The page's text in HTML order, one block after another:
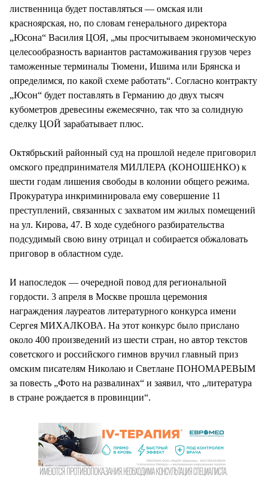
лиственница будет поставляться — омская или
красноярская, но, по словам генерального директора
„Юсона“ Василия ЦОЯ, „мы просчитываем экономическую
целесообразность вариантов растаможивания грузов через
таможенные терминалы Тюмени, Ишима или Брянска и
определимся, по какой схеме работать“. Согласно контракту
„Юсон“ будет поставлять в Германию до двух тысяч
кубометров древесины ежемесячно, так что за солидную
сделку ЦОЙ зарабатывает плюс.
Октябрьский районный суд на прошлой неделе приговорил
омского предпринимателя МИЛЛЕРА (КОНОШЕНКО) к
шести годам лишения свободы в колонии общего режима.
Прокуратура инкриминировала ему совершение 11
преступлений, связанных с захватом им жилых помещений
на ул. Кирова, 47. В ходе судебного разбирательства
подсудимый свою вину отрицал и собирается обжаловать
приговор в областном суде.
И напоследок — очередной повод для региональной
гордости. 3 апреля в Москве прошла церемония
награждения лауреатов литературного конкурса имени
Сергея МИХАЛКОВА. На этот конкурс было прислано
около 400 произведений из шести стран, но автор текстов
советского и российского гимнов вручил главный приз
омским писателям Николаю и Светлане ПОНОМАРЕВЫМ
за повесть „Фото на развалинах“ и заявил, что „литература
в стране рождается в провинции“.